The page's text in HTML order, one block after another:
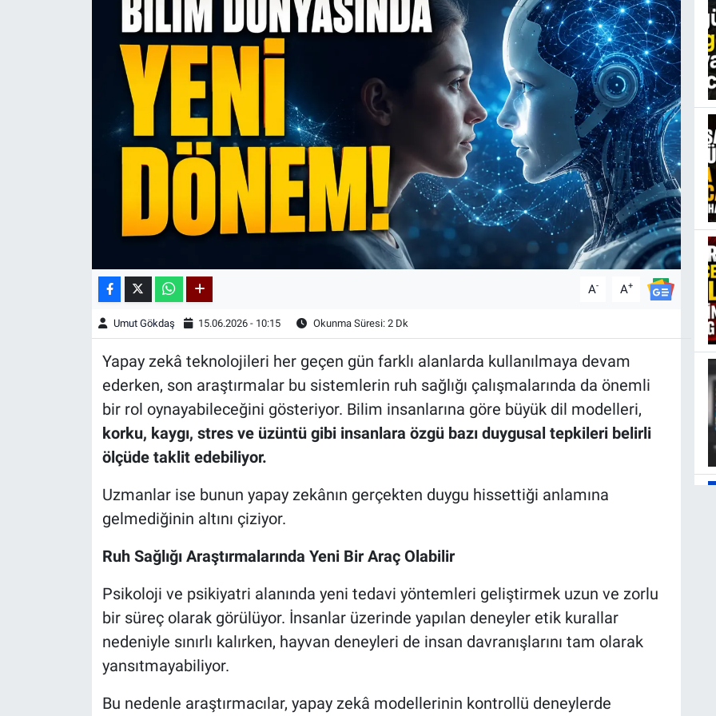
A- A+
Umut Gökdaş 15.06.2026 - 10:15 Okunma Süresi: 2 Dk
Yapay zekâ teknolojileri her geçen gün farklı alanlarda kullanılmaya devam
ederken, son araştırmalar bu sistemlerin ruh sağlığı çalışmalarında da önemli
bir rol oynayabileceğini gösteriyor. Bilim insanlarına göre büyük dil modelleri,
korku, kaygı, stres ve üzüntü gibi insanlara özgü bazı duygusal tepkileri belirli
ölçüde taklit edebiliyor.
Uzmanlar ise bunun yapay zekânın gerçekten duygu hissettiği anlamına
gelmediğinin altını çiziyor.
Ruh Sağlığı Araştırmalarında Yeni Bir Araç Olabilir
Psikoloji ve psikiyatri alanında yeni tedavi yöntemleri geliştirmek uzun ve zorlu
bir süreç olarak görülüyor. İnsanlar üzerinde yapılan deneyler etik kurallar
nedeniyle sınırlı kalırken, hayvan deneyleri de insan davranışlarını tam olarak
yansıtmayabiliyor.
Bu nedenle araştırmacılar, yapay zekâ modellerinin kontrollü deneylerde
Kültür & Sanat
Astroloji-Rüya